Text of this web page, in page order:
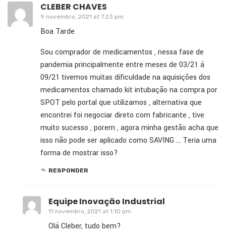
CLEBER CHAVES
9 novembro, 2021 at 7:23 pm
Boa Tarde
Sou comprador de medicamentos , nessa fase de
pandemia principalmente entre meses de 03/21 á
09/21 tivemos muitas dificuldade na aquisições dos
medicamentos chamado kit intubação na compra por
SPOT pelo portal que utilizamos , alternativa que
encontrei foi negociar direto com fabricante , tive
muito sucesso , porem , agora minha gestão acha que
isso não pode ser aplicado como SAVING … Teria uma
forma de mostrar isso?
RESPONDER
Equipe Inovação Industrial
11 novembro, 2021 at 1:10 pm
Olá Cleber, tudo bem?